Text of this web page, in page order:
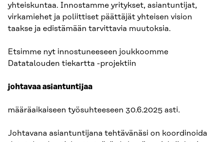
yhteiskuntaa. Innostamme yritykset, asiantuntijat,
virkamiehet ja poliittiset päättäjät yhteisen vision
taakse ja edistämään tarvittavia muutoksia.
Etsimme nyt innostuneeseen joukkoomme
Datatalouden tiekartta -projektiin
johtavaa asiantuntijaa
määräaikaiseen työsuhteeseen 30.6.2025 asti.
Johtavana asiantuntijana tehtävänäsi on koordinoida